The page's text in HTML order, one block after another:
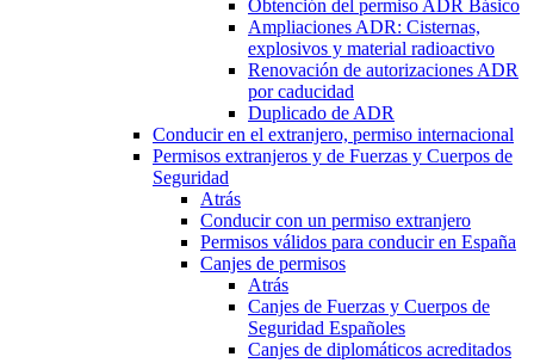
Obtención del permiso ADR Básico
Ampliaciones ADR: Cisternas,
explosivos y material radioactivo
Renovación de autorizaciones ADR
por caducidad
Duplicado de ADR
Conducir en el extranjero, permiso internacional
Permisos extranjeros y de Fuerzas y Cuerpos de
Seguridad
Atrás
Conducir con un permiso extranjero
Permisos válidos para conducir en España
Canjes de permisos
Atrás
Canjes de Fuerzas y Cuerpos de
Seguridad Españoles
Canjes de diplomáticos acreditados